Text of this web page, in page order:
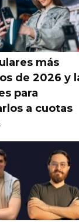
más
de 2026 y
para
a cuotas